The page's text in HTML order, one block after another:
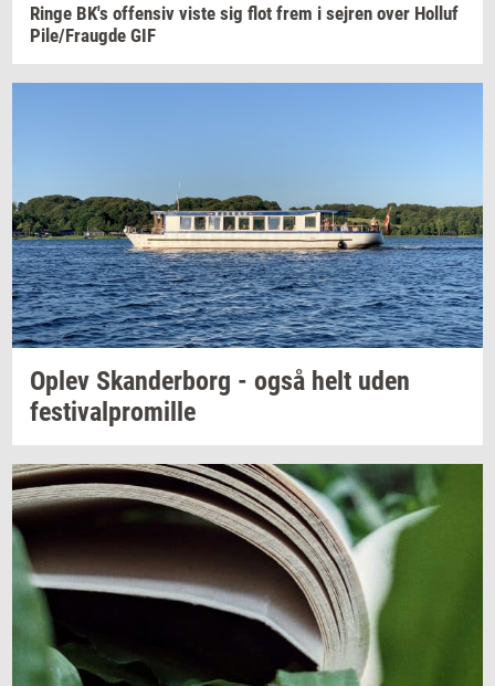
Ringe BK's of­fen­siv viste sig flot frem i sej­ren over Hol­luf
Pile/Fraug­de GIF
Oplev Skan­der­borg - også helt uden
festi­val­pro­mil­le